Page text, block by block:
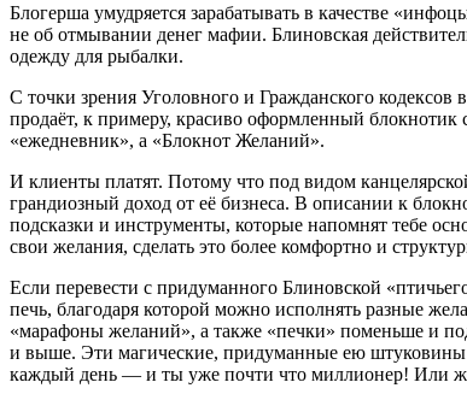
Блогерша умудряется зарабатывать в качестве
не об отмывании денег мафии. Блиновская
одежду для рыбалки.
С точки зрения Уголовного и Гражданского
продаёт, к примеру, красиво оформленный блокнотик
«ежедневник», а «Блокнот Желаний».
И клиенты платят. Потому что под видом
грандиозный доход от её бизнеса. В описании к
подсказки и инструменты, которые напомнят тебе
свои желания, сделать это более комфортно и
Если перевести с придуманного Блиновской
печь, благодаря которой можно исполнять разные
«марафоны желаний», а также «печки» поменьше и
и выше. Эти магические, придуманные ею штуковины
каждый день — и ты уже почти что миллионер! Или